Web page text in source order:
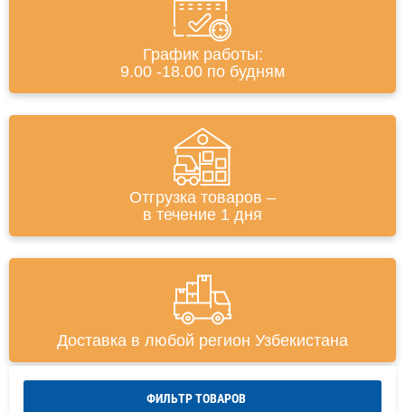
График работы:
9.00 -18.00 по будням
Отгрузка товаров –
в течение 1 дня
Доставка в любой регион Узбекистана
ФИЛЬТР ТОВАРОВ